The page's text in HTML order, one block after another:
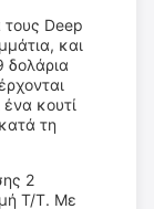
τους Deep
και
δολάρια
κουτί
τη
2
T/T. Με